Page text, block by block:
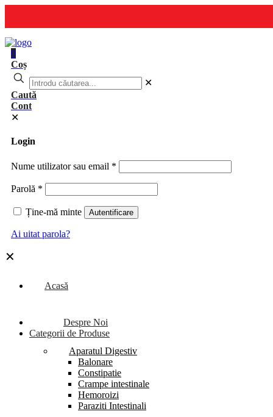
0
Coș
✕
Caută
Cont
✕
Login
Nume utilizator sau email *
Parolă *
Ține-mă minte Autentificare
Ai uitat parola?
✕
Acasă
Despre Noi
Categorii de Produse
Aparatul Digestiv
Balonare
Constipatie
Crampe intestinale
Hemoroizi
Paraziti Intestinali